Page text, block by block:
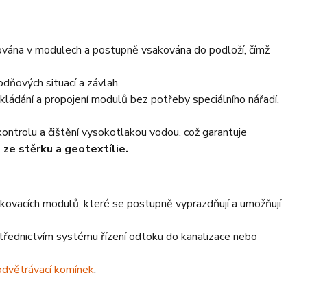
v modulech a postupně vsakována do podloží, čímž
situací a závlah.
a propojení modulů bez potřeby speciálního nářadí,
a čištění vysokotlakou vodou, což garantuje
ze stěrku a geotextílie.
modulů, které se postupně vyprazdňují a umožňují
systému řízení odtoku do kanalizace nebo
komínek.